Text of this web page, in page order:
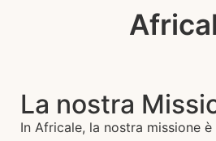
La nostra
In Africale, la nostra missione